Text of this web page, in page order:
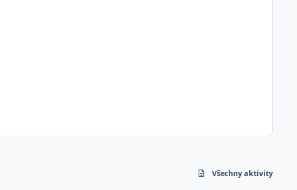
Všechny aktivity